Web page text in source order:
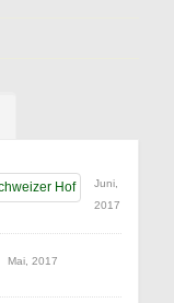
Juni,
2017
Mai, 2017